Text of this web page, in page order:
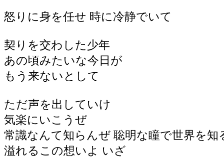
怒りに身を任せ 時に冷静でいて
契りを交わした少年
あの頃みたいな今日が
もう来ないとして
ただ声を出していけ
気楽にいこうぜ
常識なんて知らんぜ 聡明な瞳で世界を知
溢れるこの想いよ いざ